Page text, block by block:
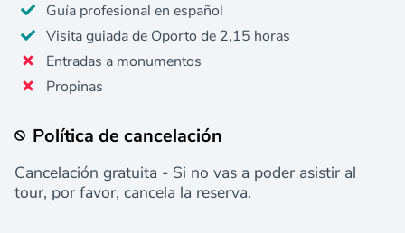
Guía profesional en español
Visita guiada de Oporto de 2,15 horas
Entradas a monumentos
Propinas
Política de cancelación
Cancelación gratuita - Si no vas a poder asistir al
tour, por favor, cancela la reserva.